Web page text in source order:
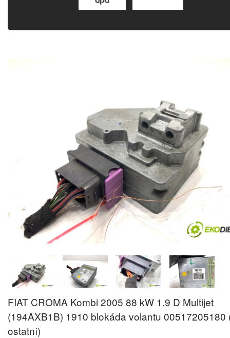
FIAT CROMA Kombi 2005 88 kW 1.9 D Multijet
(194AXB1B) 1910 blokáda volantu 00517205180
ostatní)